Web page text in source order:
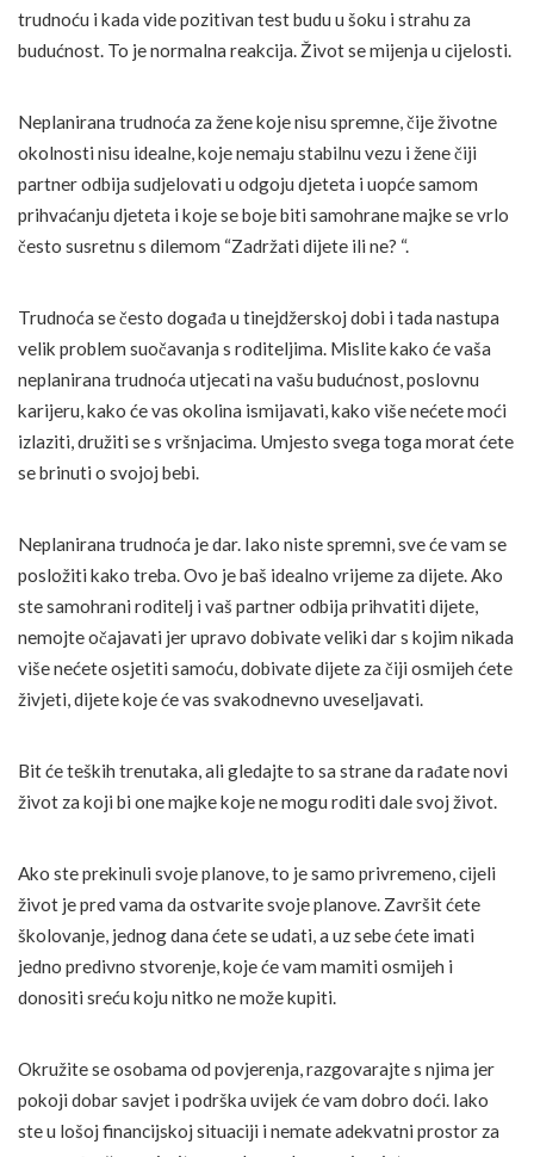
trudnoću i kada vide pozitivan test budu u šoku i strahu za
budućnost. To je normalna reakcija. Život se mijenja u cijelosti.
Neplanirana trudnoća za žene koje nisu spremne, čije životne
okolnosti nisu idealne, koje nemaju stabilnu vezu i žene čiji
partner odbija sudjelovati u odgoju djeteta i uopće samom
prihvaćanju djeteta i koje se boje biti samohrane majke se vrlo
često susretnu s dilemom “Zadržati dijete ili ne? “.
Trudnoća se često događa u tinejdžerskoj dobi i tada nastupa
velik problem suočavanja s roditeljima. Mislite kako će vaša
neplanirana trudnoća utjecati na vašu budućnost, poslovnu
karijeru, kako će vas okolina ismijavati, kako više nećete moći
izlaziti, družiti se s vršnjacima. Umjesto svega toga morat ćete
se brinuti o svojoj bebi.
Neplanirana trudnoća je dar. Iako niste spremni, sve će vam se
posložiti kako treba. Ovo je baš idealno vrijeme za dijete. Ako
ste samohrani roditelj i vaš partner odbija prihvatiti dijete,
nemojte očajavati jer upravo dobivate veliki dar s kojim nikada
više nećete osjetiti samoću, dobivate dijete za čiji osmijeh ćete
živjeti, dijete koje će vas svakodnevno uveseljavati.
Bit će teških trenutaka, ali gledajte to sa strane da rađate novi
život za koji bi one majke koje ne mogu roditi dale svoj život.
Ako ste prekinuli svoje planove, to je samo privremeno, cijeli
život je pred vama da ostvarite svoje planove. Završit ćete
školovanje, jednog dana ćete se udati, a uz sebe ćete imati
jedno predivno stvorenje, koje će vam mamiti osmijeh i
donositi sreću koju nitko ne može kupiti.
Okružite se osobama od povjerenja, razgovarajte s njima jer
pokoji dobar savjet i podrška uvijek će vam dobro doći. Iako
ste u lošoj financijskoj situaciji i nemate adekvatni prostor za